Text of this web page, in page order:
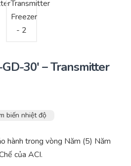
30′ – Transmitter
biến nhiệt độ
hành trong vòng Năm (5) Năm
của ACI.